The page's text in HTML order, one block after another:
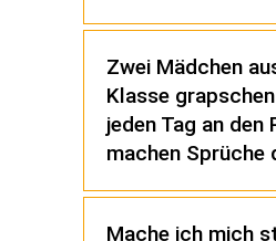
Zwei Mädchen
Klasse
jeden Tag an den
machen Sprüche
Mache ich mich